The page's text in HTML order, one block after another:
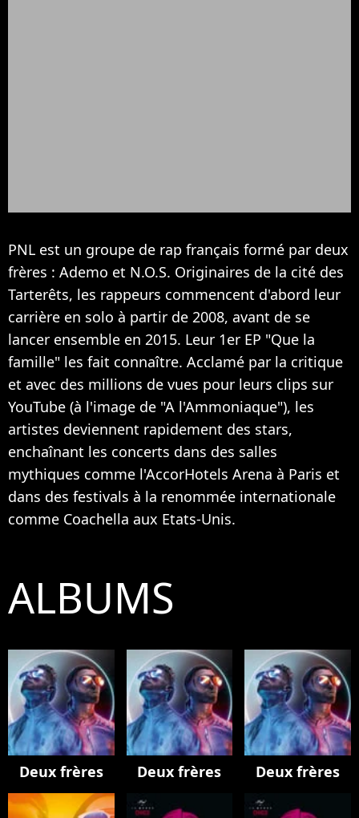
PNL est un groupe de rap français formé par deux
frères : Ademo et N.O.S. Originaires de la cité des
Tarterêts, les rappeurs commencent d'abord leur
carrière en solo à partir de 2008, avant de se
lancer ensemble en 2015. Leur 1er EP "Que la
famille" les fait connaître. Acclamé par la critique
et avec des millions de vues pour leurs clips sur
YouTube (à l'image de "A l'Ammoniaque"), les
artistes deviennent rapidement des stars,
enchaînant les concerts dans des salles
mythiques comme l'AccorHotels Arena à Paris et
dans des festivals à la renommée internationale
comme Coachella aux Etats-Unis.
ALBUMS
Deux frères Deux frères Deux frères